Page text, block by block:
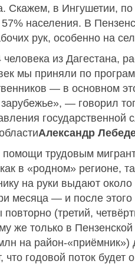
Скажем, в Ингушетии,
населения. В
рук, особенно на
из Дагестана,
мы приняли по
— в основном
— говорил
государственной
Александр
помощи трудовым
в «родном» регионе,
на руки выдают
месяца — и после этого
(третий,
же только в
на район-«приёмник»)
годовой поток будет